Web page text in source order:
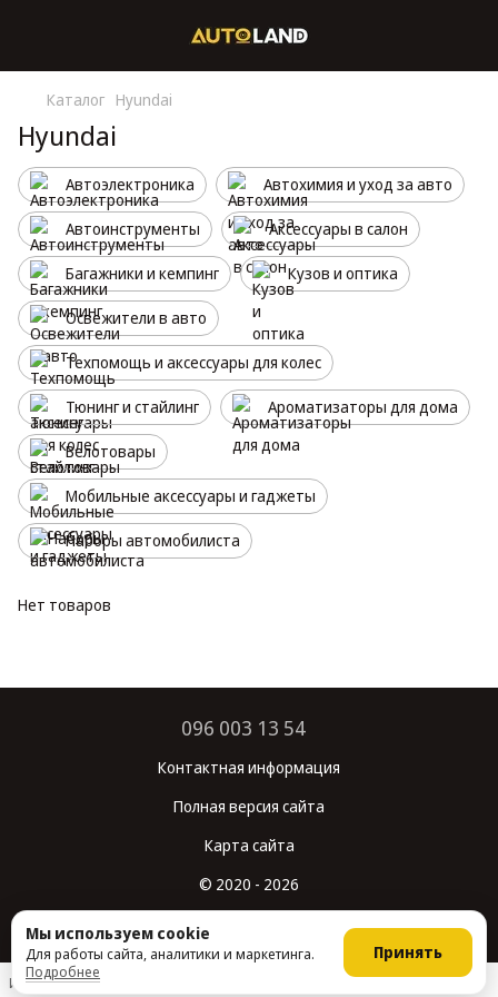
Каталог Hyundai
Hyundai
Автоэлектроника Автохимия и уход за авто
Автоинструменты Аксессуары в салон
Багажники и кемпинг Кузов и оптика
Освежители в авто
Техпомощь и аксессуары для колес
Тюнинг и стайлинг Ароматизаторы для дома
Велотовары
Мобильные аксессуары и гаджеты
Наборы автомобилиста
Нет товаров
096 003 13 54
Контактная информация
Полная версия сайта
Карта сайта
© 2020 - 2026
Интернет-магазин создан с Хорошоп
Мы используем cookie
Для работы сайта, аналитики и маркетинга.
Подробнее
Принять